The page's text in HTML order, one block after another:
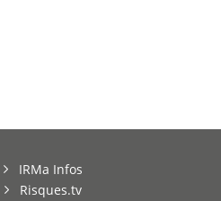
IRMa Infos
Risques.tv